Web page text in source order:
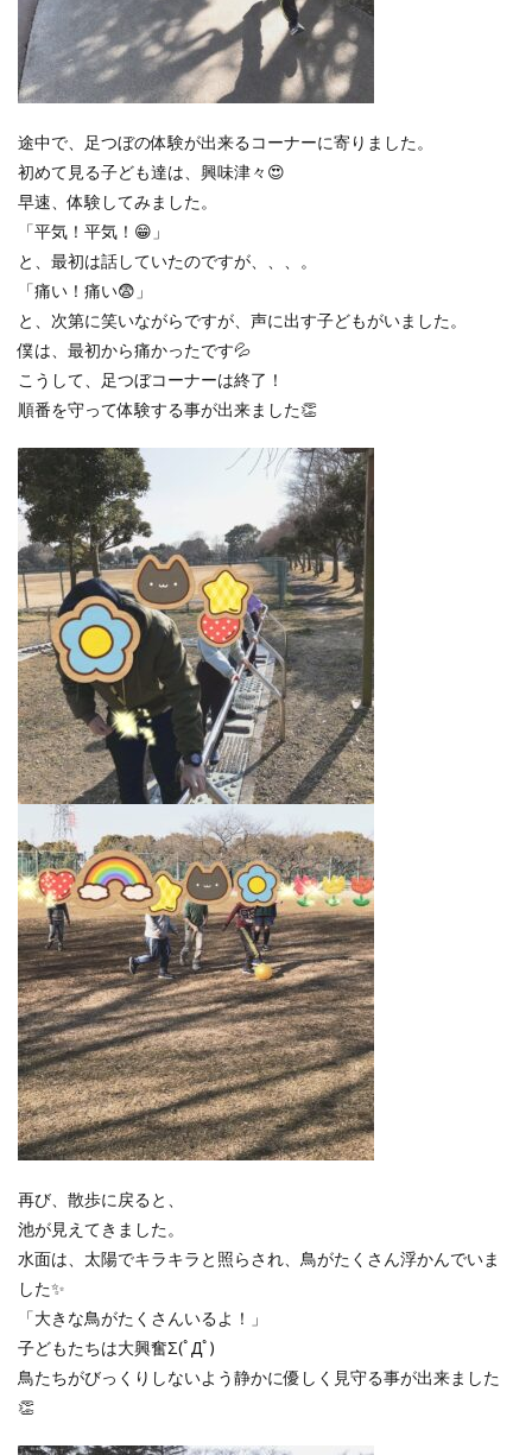
途中で、足つぼの体験が出来るコーナーに寄りました。
初めて見る子ども達は、興味津々😍
早速、体験してみました。
「平気！平気！😁」
と、最初は話していたのですが、、、。
「痛い！痛い😨」
と、次第に笑いながらですが、声に出す子どもがいました。
僕は、最初から痛かったです💦
こうして、足つぼコーナーは終了！
順番を守って体験する事が出来ました👏
再び、散歩に戻ると、
池が見えてきました。
水面は、太陽でキラキラと照らされ、鳥がたくさん浮かんでいま
した✨
「大きな鳥がたくさんいるよ！」
子どもたちは大興奮Σ(ﾟДﾟ)
鳥たちがびっくりしないよう静かに優しく見守る事が出来ました
👏